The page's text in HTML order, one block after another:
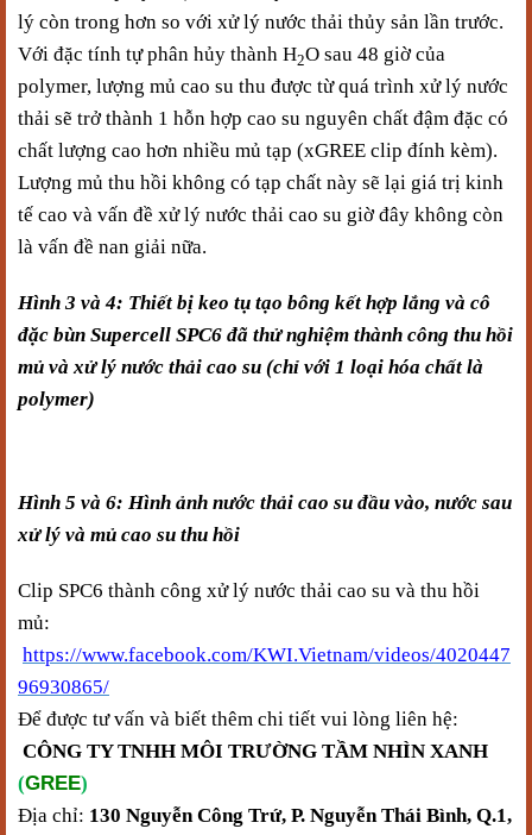
lý còn trong hơn so với xử lý nước thải thủy sản lần trước.
Với đặc tính tự phân hủy thành H2O sau 48 giờ của
polymer, lượng mủ cao su thu được từ quá trình xử lý nước
thải sẽ trở thành 1 hỗn hợp cao su nguyên chất đậm đặc có
chất lượng cao hơn nhiều mủ tạp (xGREE clip đính kèm).
Lượng mủ thu hồi không có tạp chất này sẽ lại giá trị kinh
tế cao và vấn đề xử lý nước thải cao su giờ đây không còn
là vấn đề nan giải nữa.
Hình 3 và 4: Thiết bị keo tụ tạo bông kết hợp lắng và cô
đặc bùn Supercell SPC6 đã thử nghiệm thành công thu hồi
mủ và xử lý nước thải cao su (chỉ với 1 loại hóa chất là
polymer)
Hình 5 và 6: Hình ảnh nước thải cao su đầu vào, nước sau
xử lý và mủ cao su thu hồi ​
Clip SPC6 thành công xử lý nước thải cao su và thu hồi
mủ:
https://www.facebook.com/KWI.Vietnam/videos/4020447
96930865/
Để được tư vấn và biết thêm chi tiết vui lòng liên hệ:
CÔNG TY TNHH MÔI TRƯỜNG TẦM NHÌN XANH
(GREE)
Địa chỉ: 130 Nguyễn Công Trứ, P. Nguyễn Thái Bình, Q.1,